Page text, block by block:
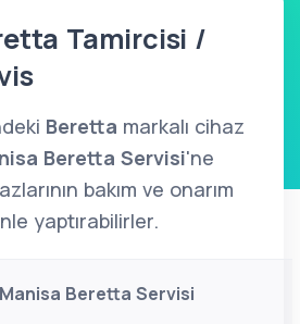
Tamircisi /
Beretta markalı cihaz
Beretta Servisi'ne
bakım ve onarım
yaptırabilirler.
Manisa Beretta Servisi